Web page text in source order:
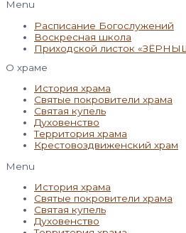
Menu
Расписание Богослужений
Воскресная школа
Приходской листок
О храме
История храма
Святые покровители храма
Святая купель
Духовенство
Территория храма
Крестовоздвиженский храм
Menu
История храма
Святые покровители храма
Святая купель
Духовенство